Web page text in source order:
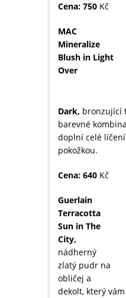
Cena: 750 Kč
MAC
Mineralize
Blush in Light
Over
Dark, bronzující
barevné
doplní celé
pokožkou.
Cena: 640 Kč
Guerlain
Terracotta
Sun in The
City,
nádherný
zlatý pudr na
obličej a
dekolt, který